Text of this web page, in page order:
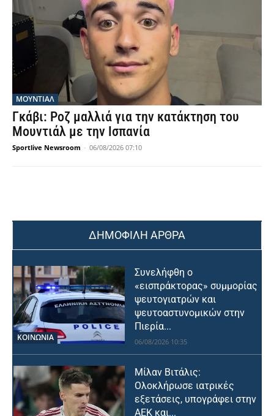
ΜΟΥΝΤΙΆΛ
Γκάβι: Ροζ μαλλιά για την κατάκτηση του
Μουντιάλ με την Ισπανία
Sportlive Newsroom - 06/08/2026 07:10
ΔΗΜΟΦΙΛΗ ΑΡΘΡΑ
ΚΟΙΝΩΝΙΑ
Συνελήφθη ο
«εισπράκτορας» συμμορίας
ψευτογιατρών και
ψευτοαστυνομικών στην
Πιερία...
06/08/2026 10:35
Μίλαν Βιτάλις:
Ολοκλήρωσε ιατρικές
εξετάσεις, υπογράφει στην
ΑΕΚ και...